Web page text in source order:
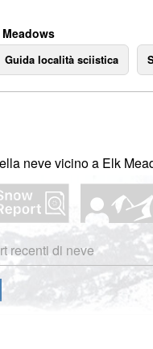
Guida località sciistica
neve vicino a Elk
recenti di neve